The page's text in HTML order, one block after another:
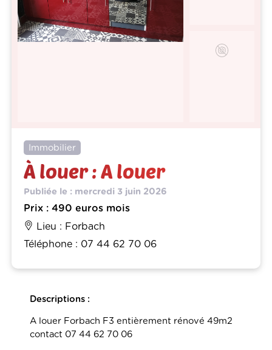
Immobilier
À louer : A louer
Publiée le : mercredi 3 juin 2026
Prix : 490 euros mois
Lieu : Forbach
Téléphone : 07 44 62 70 06
Descriptions :
A louer Forbach F3 entièrement rénové 49m2
contact 07 44 62 70 06